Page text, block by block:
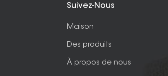
Suivez-Nous
Maison
Des produits
À propos de nous